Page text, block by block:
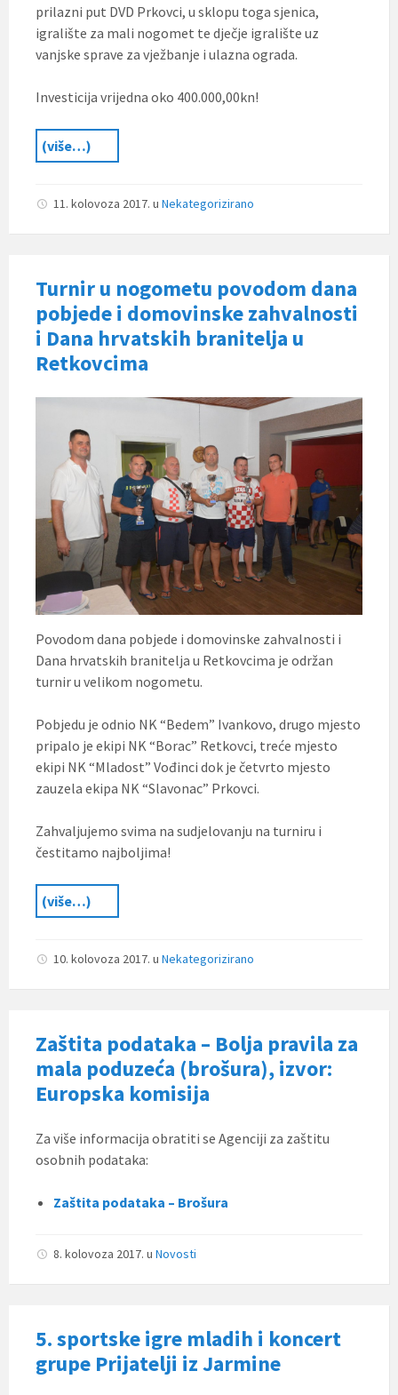
prilazni put DVD Prkovci, u sklopu toga sjenica,
igralište za mali nogomet te dječje igralište uz
vanjske sprave za vježbanje i ulazna ograda.
Investicija vrijedna oko 400.000,00kn!
(više…)
11. kolovoza 2017. u Nekategorizirano
Turnir u nogometu povodom dana
pobjede i domovinske zahvalnosti
i Dana hrvatskih branitelja u
Retkovcima
Povodom dana pobjede i domovinske zahvalnosti i
Dana hrvatskih branitelja u Retkovcima je održan
turnir u velikom nogometu.
Pobjedu je odnio NK “Bedem” Ivankovo, drugo mjesto
pripalo je ekipi NK “Borac” Retkovci, treće mjesto
ekipi NK “Mladost” Vođinci dok je četvrto mjesto
zauzela ekipa NK “Slavonac” Prkovci.
Zahvaljujemo svima na sudjelovanju na turniru i
čestitamo najboljima!
(više…)
10. kolovoza 2017. u Nekategorizirano
Zaštita podataka – Bolja pravila za
mala poduzeća (brošura), izvor:
Europska komisija
Za više informacija obratiti se Agenciji za zaštitu
osobnih podataka:
Zaštita podataka – Brošura
8. kolovoza 2017. u Novosti
5. sportske igre mladih i koncert
grupe Prijatelji iz Jarmine